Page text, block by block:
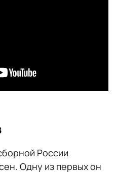
России
Одну из первых он